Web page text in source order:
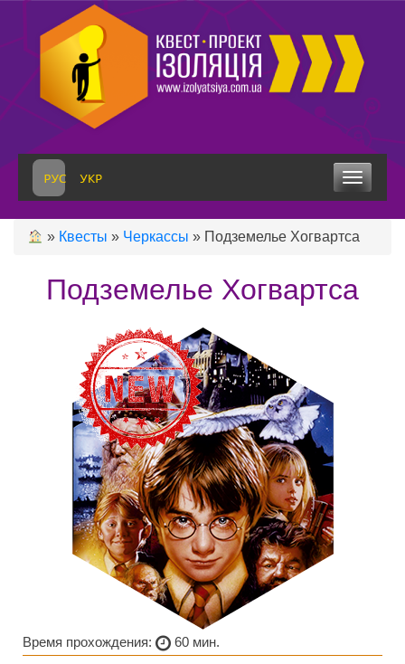
content
Toggle
» Квесты » Черкассы » Подземелье Хогвартса
Подземелье Хогвартса
Время прохождения:
60 мин.